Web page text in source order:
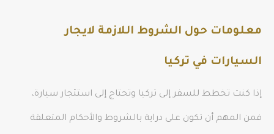
معلومات حول الشروط اللازمة لايجار
السيارات في تركيا
إذا كنت تخطط للسفر إلى تركيا وتحتاج إلى استئجار سيارة،
فمن المهم أن تكون على دراية بالشروط والأحكام المتعلقة